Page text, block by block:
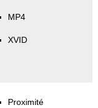
MP4
XVID
Proximité